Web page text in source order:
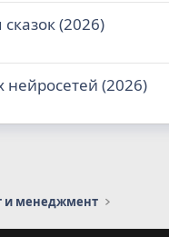
(2026)
(2026)
и менеджмент